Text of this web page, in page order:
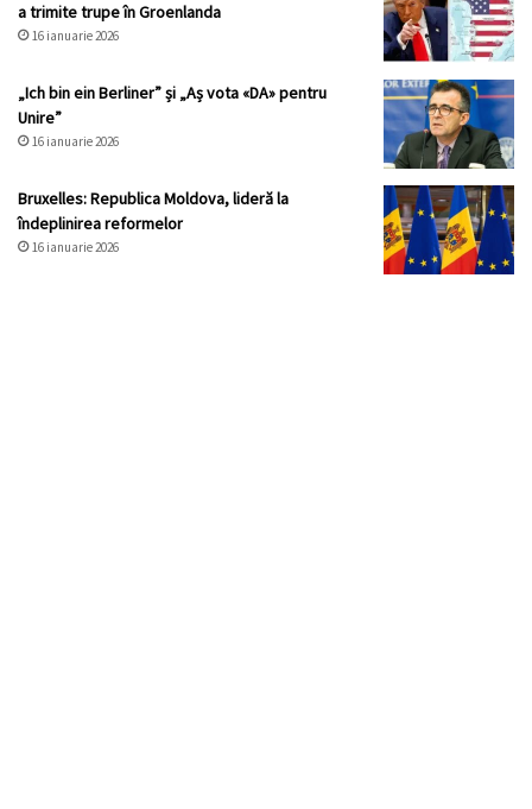
a trimite trupe în Groenlanda
16 ianuarie 2026
„Ich bin ein Berliner” și „Aș vota «DA» pentru
Unire”
16 ianuarie 2026
Bruxelles: Republica Moldova, lideră la
îndeplinirea reformelor
16 ianuarie 2026